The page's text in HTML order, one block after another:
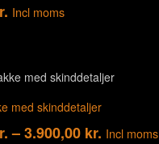
Incl moms
med skinddetaljer
–3.900,00 kr. Incl moms